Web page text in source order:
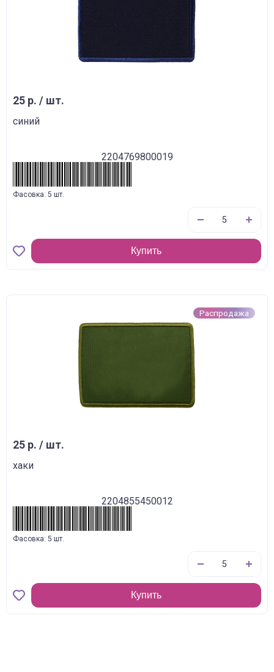
25 р. / шт.
синий
2204769800019
Фасовка: 5 шт.
Купить
Распродажа
25 р. / шт.
хаки
2204855450012
Фасовка: 5 шт.
Купить